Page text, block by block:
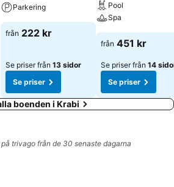
Parkering
från 222 kr
Se priser från 13 sidor
Se priser
Pool
Spa
från 451 kr
Se priser från 14
Se priser
boenden i Krabi
trivago från de 30 senaste dagarna